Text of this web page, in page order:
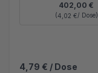
4,79 € / Dose
402,00 €
(4,02 €/ Dose)